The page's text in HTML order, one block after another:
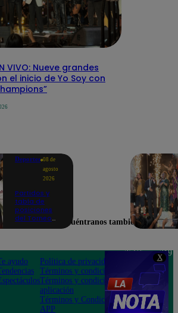
X
VIVO: Nueve grandes
el inicio de Yo Soy con
Deportes 08 de
agosto
2026
Partidos y
tabla de
posiciones
del Torneo
en la fecha 4
Encuéntranos también en
ayudo
Política de privacidad
Términos y condiciones
Términos y condiciones
aplicación
Términos y Condiciones
APP
Teléfono: 219
Av. San
Felipe 968
Jesús María